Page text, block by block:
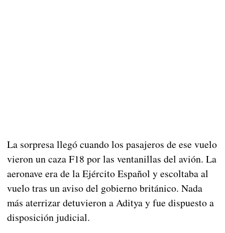
La sorpresa llegó cuando los pasajeros de ese vuelo
vieron un caza F18 por las ventanillas del avión. La
aeronave era de la Ejército Español y escoltaba al
vuelo tras un aviso del gobierno británico. Nada
más aterrizar detuvieron a Aditya y fue dispuesto a
disposición judicial.